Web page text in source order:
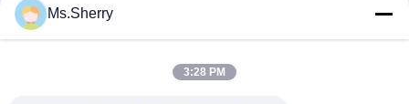
Todos los colores azules Puzzle Jigsaw de cartón de 1,5 mm
de cartón de chipboard azul
Cartón de rompecabezas azul claro 1000gsm 1.5mm Tablero
Ms.Sherry
3:28 PM